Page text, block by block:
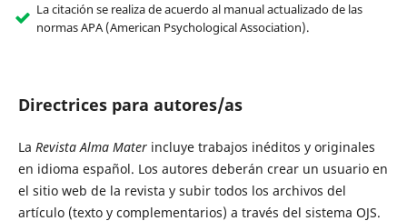
La citación se realiza de acuerdo al manual actualizado de las
normas APA (American Psychological Association).
Directrices para autores/as
La Revista Alma Materincluye trabajos inéditos y originales
en idioma español. Los autores deberán crear un usuario en
el sitio web de la revista y subir todos los archivos del
artículo (texto y complementarios) a través del sistema OJS.